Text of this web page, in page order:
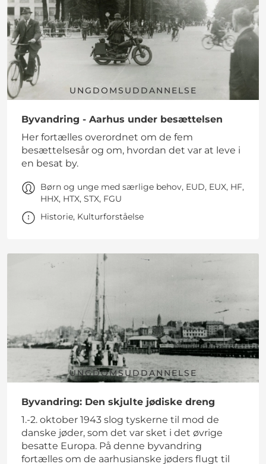
UNGDOMSUDDANNELSE
Byvandring - Aarhus under besættelsen
Her fortælles overordnet om de fem
besættelsesår og om, hvordan det var at leve i
en besat by.
Børn og unge med særlige behov, EUD, EUX, HF,
HHX, HTX, STX, FGU
Historie, Kulturforståelse
UNGDOMSUDDANNELSE
Byvandring: Den skjulte jødiske dreng
1.-2. oktober 1943 slog tyskerne til mod de
danske jøder, som det var sket i det øvrige
besatte Europa. På denne byvandring
fortælles om de aarhusianske jøders flugt til